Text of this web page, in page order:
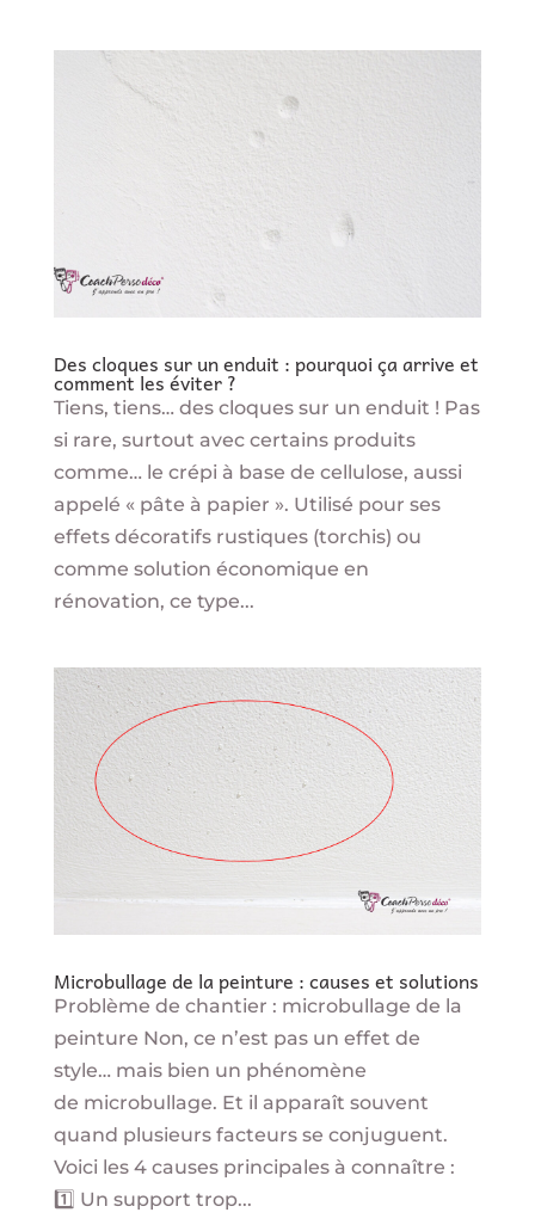
Des cloques sur un enduit : pourquoi ça arrive et
comment les éviter ?
Tiens, tiens… des cloques sur un enduit ! Pas
si rare, surtout avec certains produits
comme… le crépi à base de cellulose, aussi
appelé « pâte à papier ». Utilisé pour ses
effets décoratifs rustiques (torchis) ou
comme solution économique en
rénovation, ce type...
Microbullage de la peinture : causes et solutions
Problème de chantier : microbullage de la
peinture Non, ce n’est pas un effet de
style… mais bien un phénomène
de microbullage. Et il apparaît souvent
quand plusieurs facteurs se conjuguent.
Voici les 4 causes principales à connaître :
1️⃣ Un support trop...